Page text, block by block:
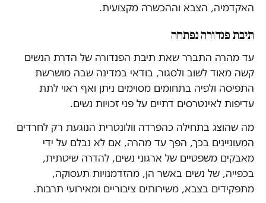
האקדמיה, הצבא וההכשרה מקצועית.
תיבת פנדורה נפתחה
עד מהרה התברר שאת תיבת הפנדורה של הדרת הנשים
קשה מאוד לשוב ולסגור, בודאי במדינה שבה מושרשת
התפיסה ולפיה בתחומים מסוימים ניתן ואף ראוי לתת
עדיפות לאינטרסים דתיים על פני זכויות נשים.
מה שהוצג בתחילה כהפרדה וולונטרית הנוגעת רק לחרדים
המעוניינים בכך, הפך עד מהרה, אם לא נבלם על ידי
מאבקים משפטיים של ארגוני נשים, להדרה שיטתית,
בכפייה, של נשים באשר הן, מהזדמנויות תעסוקה,
מתפקידים בצבא, משירותים ציבוריים ומאירועי תרבות.